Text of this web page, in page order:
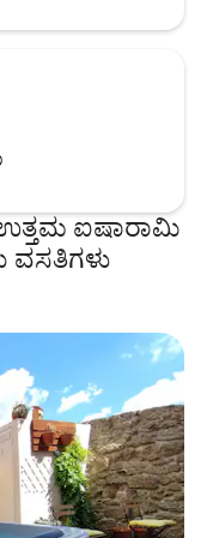
ಉತ್ತಮ ಐಷಾರಾಮಿ